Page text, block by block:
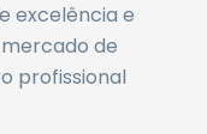
excelência e
de
profissional